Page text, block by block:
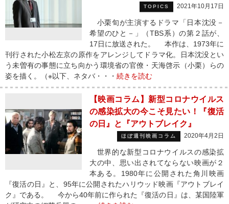
TOPICS 2021年10月17日
小栗旬が主演するドラマ「日本沈没－
希望のひと－」（TBS系）の第２話が、
17日に放送された。 本作は、1973年に
刊行された小松左京の原作をアレンジしてドラマ化。日本沈没とい
う未曽有の事態に立ち向かう環境省の官僚・天海啓示（小栗）らの
姿を描く。（※以下、ネタバ・・・ 続きを読む
【映画コラム】新型コロナウイルス
の感染拡大の今こそ見たい！『復活
の日』と『アウトブレイク』
ほぼ週刊映画コラム 2020年4月2日
世界的な新型コロナウイルスの感染拡
大の中、思い出されてならない映画が２
本ある。1980年に公開された角川映画
『復活の日』と、95年に公開されたハリウッド映画『アウトブレイ
ク』である。 今から40年前に作られた『復活の日』は、某国陸軍